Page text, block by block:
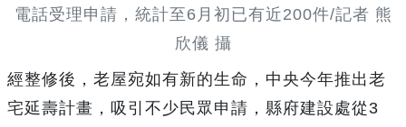
電話受理申請，統計至6月初已有近200件/記者 熊
欣儀 攝
經整修後，老屋宛如有新的生命，中央今年推出老
宅延壽計畫，吸引不少民眾申請，縣府建設處從3